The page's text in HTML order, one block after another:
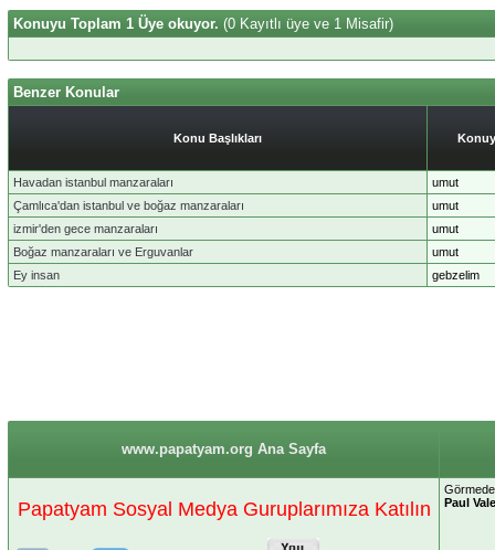
Konuyu Toplam 1 Üye okuyor. (0 Kayıtlı üye ve 1 Misafir)
Benzer Konular
Konu Başlıkları
Havadan istanbul manzaraları
umut
Çamlıca'dan istanbul ve boğaz manzaraları
umut
izmir'den gece manzaraları
umut
Boğaz manzaraları ve Erguvanlar
umut
Ey insan
gebzelim
www.papatyam.org Ana Sayfa
Papatyam Sosyal Medya Guruplarımıza Katılın
Paul